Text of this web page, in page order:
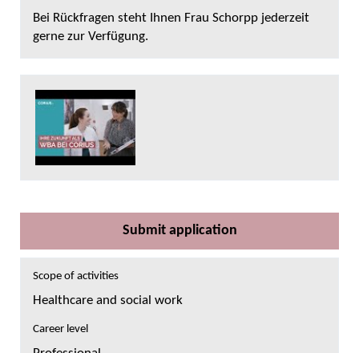
Bei Rückfragen steht Ihnen Frau Schorpp jederzeit
gerne zur Verfügung.
Submit application
Scope of activities
Healthcare and social work
Career level